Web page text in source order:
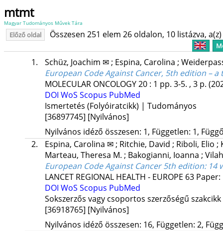
mtmt
Magyar Tudományos Művek Tára
Előző oldal Összesen 251 elem 26 oldalon, 10 listázva,
1. Schüz, Joachim ✉; Espina, Carolina ;
European Code Against Cancer, 5th edition –
MOLECULAR ONCOLOGY20: 1 pp. 3-5. , 3 p.
DOI WoS Scopus PubMed
Ismertetés (Folyóiratcikk) | Tudományos
[36897745] [Nyilvános]
Nyilvános idéző összesen: 1, Független: 1,
2.
Espina, Carolina ✉; Ritchie, David ; Riboli, Elio ;
Marteau, Theresa M. ; Bakogianni, Ioanna ;
European Code Against Cancer 5th edition: 14
LANCET REGIONAL HEALTH - EUROPE 63 Paper:
DOI WoS Scopus PubMed
Sokszerzős vagy csoportos szerzőségű
[36918765] [Nyilvános]
Nyilvános idéző összesen: 16, Független: 2,